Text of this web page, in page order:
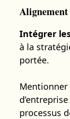
Alignement
Intégrer
à la
portée.
Mentionner
processus